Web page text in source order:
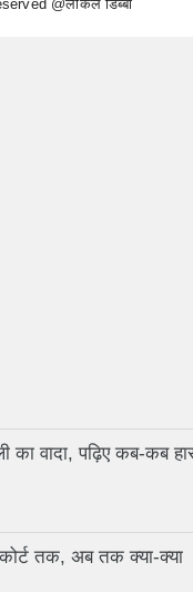
का वादा, पढ़िए कब-कब
तक, अब तक क्या-क्या